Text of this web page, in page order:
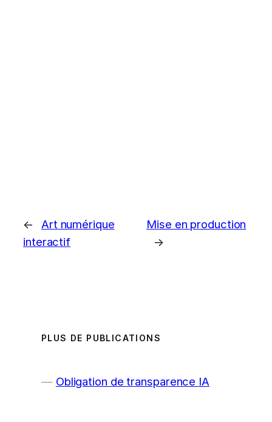
←
Art numérique
interactif
Mise en production
→
PLUS DE PUBLICATIONS
Obligation de transparence IA